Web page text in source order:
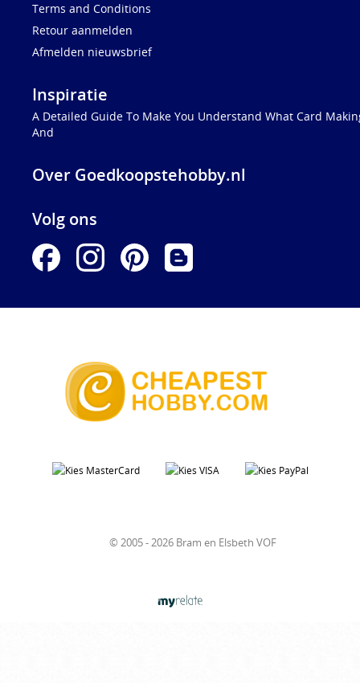
Terms and Conditions
Retour aanmelden
Afmelden nieuwsbrief
Inspiratie
A Detailed Guide To Make You Understand What Card
And
Over Goedkoopstehobby.nl
Volg ons
© 2005 - 2026 Bram en Elsbeth VOF